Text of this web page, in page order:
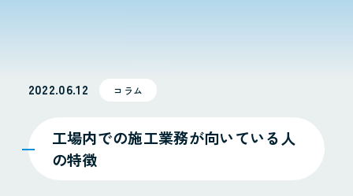
2022.06.12 コラム
工場内での施工業務が向いている人
の特徴